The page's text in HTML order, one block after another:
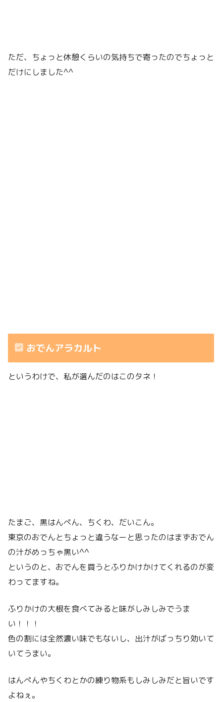
ただ、ちょっと休憩くらいの気持ちで寄ったのでちょっと
だけにしました^^
おでんアラカルト
というわけで、私が選んだのはこのタネ！
たまご、黒はんぺん、ちくわ、だいこん。
東京のおでんとちょっと違うなーと思ったのはまずおでん
の汁がめっちゃ黒い^^
というのと、おでんを買うとふりかけかけてくれるのが変
わってますね。
ふりかけの大根を食べてみると味がしみしみでうま
い！！！
色の割には全然濃い味でもないし、出汁がばっちり効いて
いてうまい。
はんぺんやちくわとかの練り物系もしみしみだと旨いです
よねぇ。